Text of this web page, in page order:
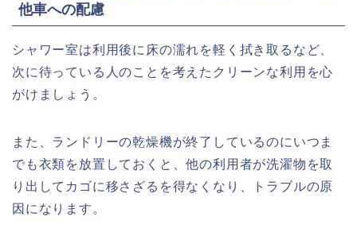
他車への配慮
シャワー室は利用後に床の濡れを軽く拭き取るなど、
次に待っている人のことを考えたクリーンな利用を心
がけましょう。
また、ランドリーの乾燥機が終了しているのにいつま
でも衣類を放置しておくと、他の利用者が洗濯物を取
り出してカゴに移さざるを得なくなり、トラブルの原
因になります。